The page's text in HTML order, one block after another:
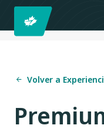
Volver a